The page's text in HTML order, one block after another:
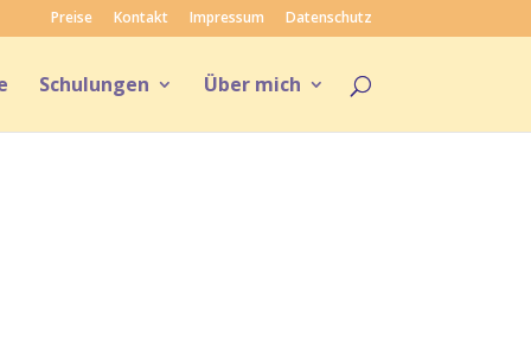
Preise Kontakt Impressum Datenschutz
Schulungen Über mich